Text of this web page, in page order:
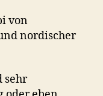
von
nordischer
sehr